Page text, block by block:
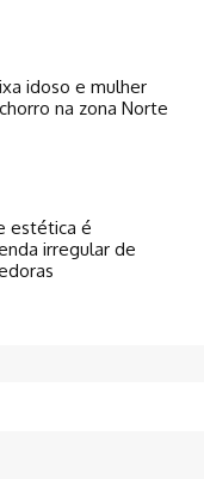
idoso e mulher
na zona Norte
estética é
irregular de